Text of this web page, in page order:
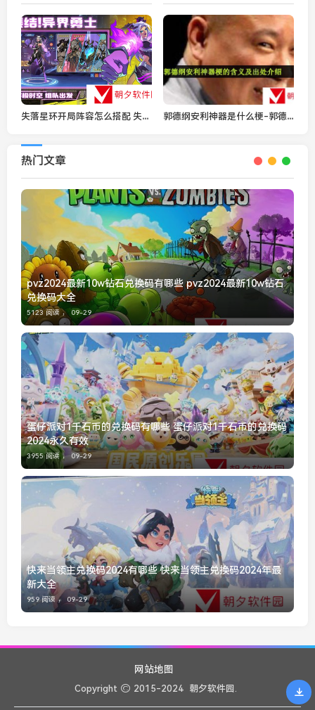
失落星环开局阵容怎么搭配 失落星环开局阵容搭配攻略 郭德纲安利神器是什么梗-郭德纲安利神器梗的含义及出处介绍
热门文章
pvz2024最新10w钻石兑换码有哪些 pvz2024最新10w钻石
兑换码大全
5123 阅读 ， 09-29
蛋仔派对1千石币的兑换码有哪些 蛋仔派对1千石币的兑换码
2024永久有效
3955 阅读 ， 09-29
快来当领主兑换码2024有哪些 快来当领主兑换码2024年最
新大全
959 阅读 ， 09-29
网站地图
Copyright 2015-2024 朝夕软件园.